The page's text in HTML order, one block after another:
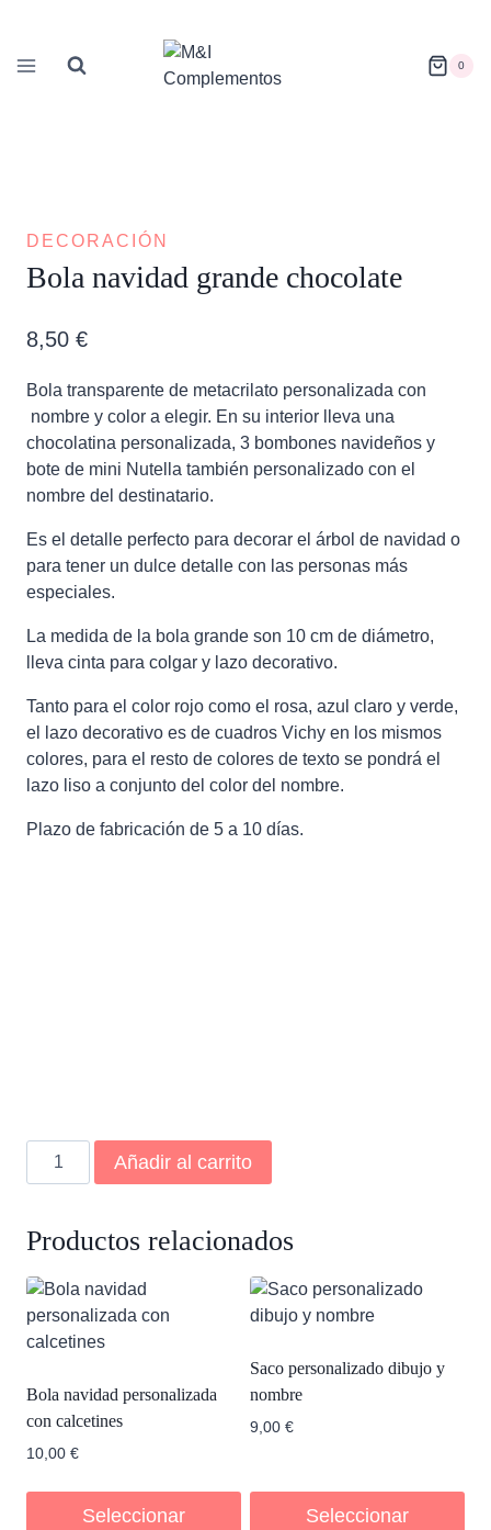
contenido
0
DECORACIÓN
Bola navidad grande chocolate
8,50 €
Bola transparente de metacrilato personalizada con
nombre y color a elegir. En su interior lleva una
chocolatina personalizada, 3 bombones navideños y
bote de mini Nutella también personalizado con el
nombre del destinatario.
Es el detalle perfecto para decorar el árbol de navidad o
para tener un dulce detalle con las personas más
especiales.
La medida de la bola grande son 10 cm de diámetro,
lleva cinta para colgar y lazo decorativo.
Tanto para el color rojo como el rosa, azul claro y verde,
el lazo decorativo es de cuadros Vichy en los mismos
colores, para el resto de colores de texto se pondrá el
lazo liso a conjunto del color del nombre.
Plazo de fabricación de 5 a 10 días.
Bola
navidad
chocolate
Añadir al carrito
Productos relacionados
Bola navidad personalizada
con calcetines
10,00 €
Seleccionar
Saco personalizado dibujo y
nombre
9,00 €
Seleccionar